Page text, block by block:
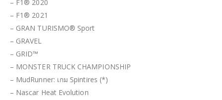
– F1® 2020
– F1® 2021
– GRAN TURISMO® Sport
– GRAVEL
– GRID™
– MONSTER TRUCK CHAMPIONSHIP
– MudRunner: เกม Spintires (*)
– Nascar Heat Evolution